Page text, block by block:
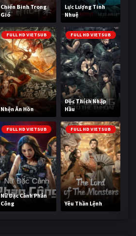
Chiến Binh Trong
Gió
Lực Lượng Tinh
Nhuệ
FULL HD VIETSUB
Nhện Ăn Hồn
FULL HD VIETSUB
Độc Thích Nhập
Hầu
FULL HD VIETSUB
Nữ Đặc Cảnh Phản
Công
FULL HD VIETSUB
Yêu Thần Lệnh